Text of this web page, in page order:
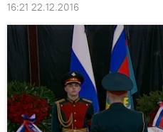
16:21 22.12.2016